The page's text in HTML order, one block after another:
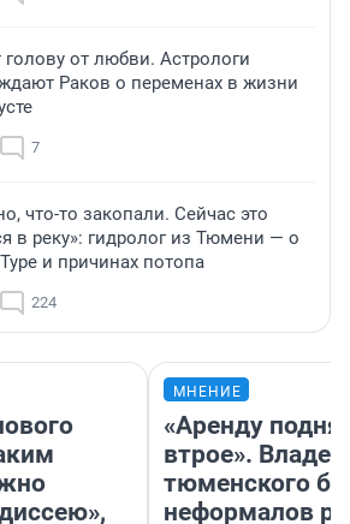
голову от любви. Астрологи
Раков о переменах в жизни
7
что-то закопали. Сейчас это
в реку»: гидролог из Тюмени — о
и причинах потопа
224
МНЕНИЕ
«Аренду
втрое».
тюменского
неформалов